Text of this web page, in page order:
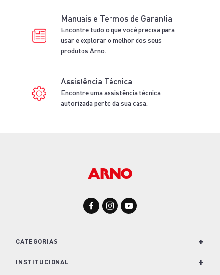
Manuais e Termos de Garantia
Encontre tudo o que você precisa para
usar e explorar o melhor dos seus
produtos Arno.
Assistência Técnica
Encontre uma assistência técnica
autorizada perto da sua casa.
CATEGORIAS +
Para Cozinha
INSTITUCIONAL +